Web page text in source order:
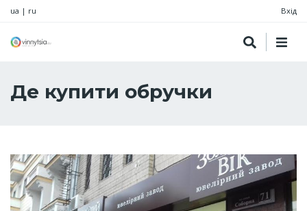
ua | ru Вхід
Де купити обручки